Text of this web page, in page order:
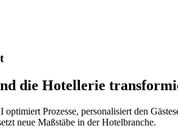
die Hotellerie
Prozesse, personalisiert den
neue Maßstäbe in der Hotelbranche.